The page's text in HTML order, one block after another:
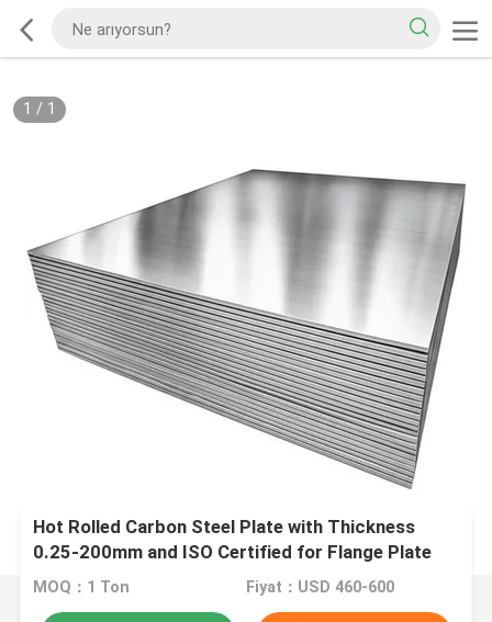
1 / 1
Hot Rolled Carbon Steel Plate with Thickness
0.25-200mm and ISO Certified for Flange Plate
Applications
MOQ：1 Ton Fiyat：USD 460-600